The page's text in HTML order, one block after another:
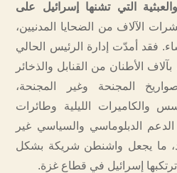
التي تشنها إسرائيل على
الآلاف من الضحايا المدنيين،
فقد أمدّت إدارة الرئيس الحالي
الأطنان من القنابل والذخائر
المجنحة وغير المجنحة،
والكاميرات الليلية وطائرات
الدعم الدبلوماسي والسياسي غير
ما يجعل واشنطن شريكة بشكل
إسرائيل في قطاع غزة.